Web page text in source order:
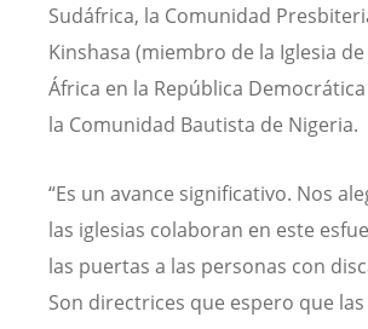
Sudáfrica, la Comunidad
Kinshasa (miembro de la Iglesia
África en la República
la Comunidad Bautista de Nigeria.
“Es un avance significativo. Nos
las iglesias colaboran en este
las puertas a las personas con
Son directrices que espero que las